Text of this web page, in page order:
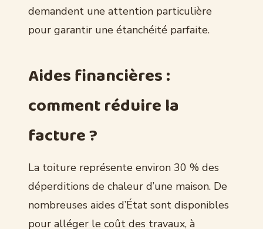
demandent une attention particulière
pour garantir une étanchéité parfaite.
Aides financières :
comment réduire la
facture ?
La toiture représente environ 30 % des
déperditions de chaleur d’une maison. De
nombreuses aides d’État sont disponibles
pour alléger le coût des travaux, à